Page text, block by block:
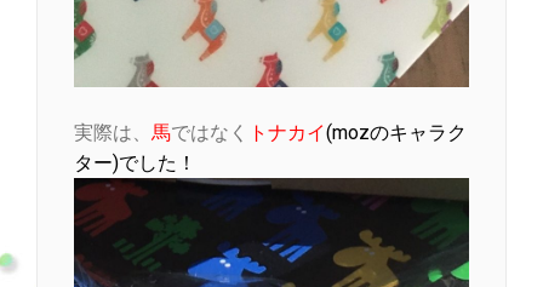
実際は、 馬ではなく トナカイ(mozのキャラク
ター)でした！